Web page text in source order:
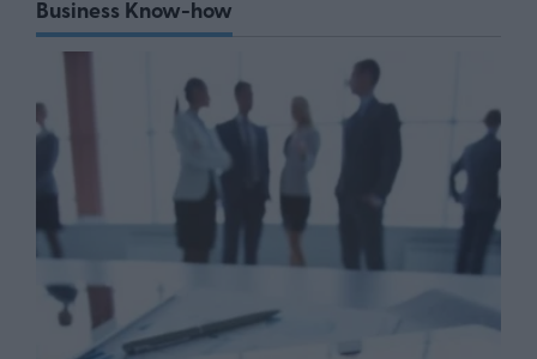
Business Know-how